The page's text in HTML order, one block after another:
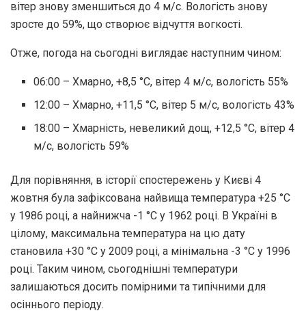
вітер знову зменшиться до 4 м/с. Вологість знову
зросте до 59%, що створює відчуття вогкості.
Отже, погода на сьогодні виглядає наступним чином:
06:00 – Хмарно, +8,5 °С, вітер 4 м/с, вологість 55%
12:00 – Хмарно, +11,5 °С, вітер 5 м/с, вологість 43%
18:00 – Хмарність, невеликий дощ, +12,5 °С, вітер 4
м/с, вологість 59%
Для порівняння, в історії спостережень у Києві 4
жовтня була зафіксована найвища температура +25 °С
у 1986 році, а найнижча -1 °С у 1962 році. В Україні в
цілому, максимальна температура на цю дату
становила +30 °С у 2009 році, а мінімальна -3 °С у 1996
році. Таким чином, сьогоднішні температури
залишаються досить помірними та типічними для
осіннього періоду.